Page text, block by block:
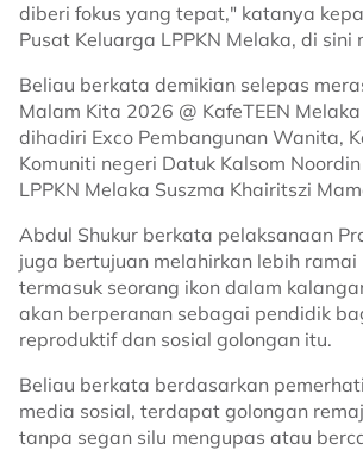
diberi fokus yang tepat," katanya
Pusat Keluarga LPPKN Melaka, di sini
Beliau berkata demikian selepas
Malam Kita 2026 @ KafeTEEN
dihadiri Exco Pembangunan Wanita,
Komuniti negeri Datuk Kalsom
LPPKN Melaka Suszma Khairitszi
Abdul Shukur berkata pelaksanaan
juga bertujuan melahirkan lebih ramai
termasuk seorang ikon dalam
akan berperanan sebagai pendidik
reproduktif dan sosial golongan itu.
Beliau berkata berdasarkan
media sosial, terdapat golongan
tanpa segan silu mengupas atau